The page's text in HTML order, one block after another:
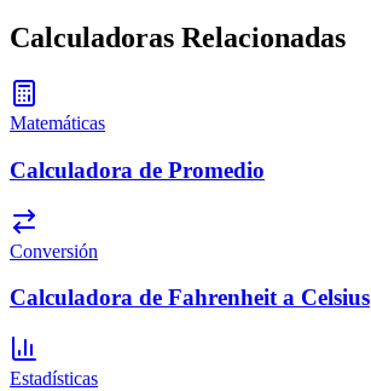
Calculadoras Relacionadas
Matemáticas
Calculadora de Promedio
Conversión
Calculadora de Fahrenheit a Celsius
Estadísticas